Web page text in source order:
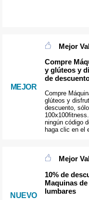
MEJOR
Mejor
Compre
y glúteos y
de
Compre
glúteos y
descuento,
ningún código
haga clic en el
NUEVO
Mejor
10% de
Maquinas
lumbares